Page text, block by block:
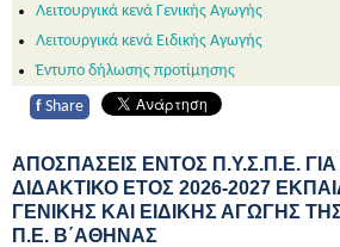
Λειτουργικά κενά Γενικής Αγωγής
Λειτουργικά κενά Ειδικής Αγωγής
Έντυπο δήλωσης προτίμησης
f Share
ΑΠΟΣΠΑΣΕΙΣ ΕΝΤΟΣ Π.Υ.Σ.Π.Ε.
ΔΙΔΑΚΤΙΚΟ ΕΤΟΣ 2026-2027
ΓΕΝΙΚΗΣ ΚΑΙ ΕΙΔΙΚΗΣ ΑΓΩΓΗΣ
Π.Ε. Β΄ΑΘΗΝΑΣ